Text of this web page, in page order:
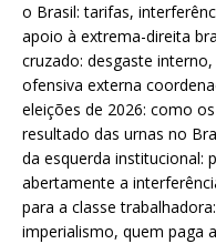
o Brasil: tarifas,
apoio à extrema-direita
cruzado: desgaste
ofensiva externa
eleições de 2026: como
resultado das urnas no
da esquerda institucional:
abertamente a
para a classe
imperialismo, quem paga